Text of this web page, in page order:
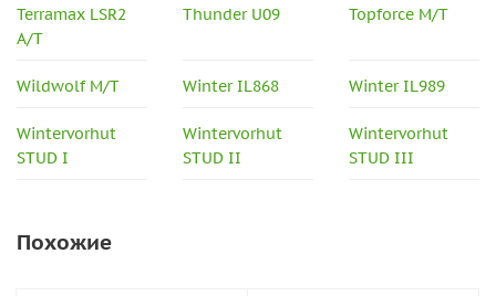
Terramax LSR2
A/T
Thunder U09 Topforce M/T
Wildwolf M/T Winter IL868 Winter IL989
Wintervorhut
STUD I
Wintervorhut
STUD II
Wintervorhut
STUD III
Похожие